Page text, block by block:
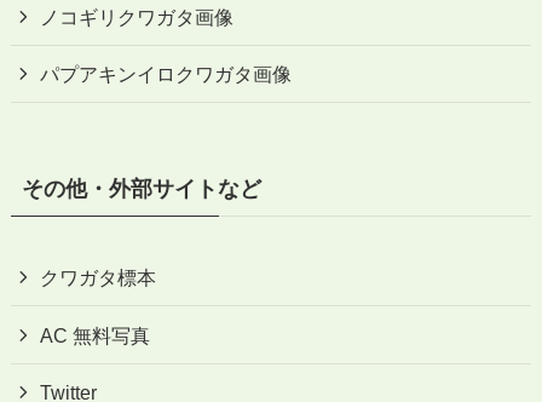
ノコギリクワガタ画像
パプアキンイロクワガタ画像
その他・外部サイトなど
クワガタ標本
AC 無料写真
Twitter